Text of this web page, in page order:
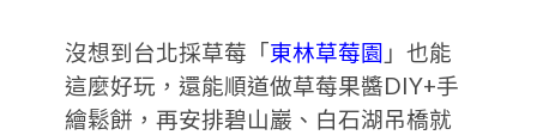
沒想到台北採草莓「東林草莓園 」也能
這麼好玩，還能順道做草莓果醬DIY+手
繪鬆餅，再安排碧山巖、白石湖吊橋就